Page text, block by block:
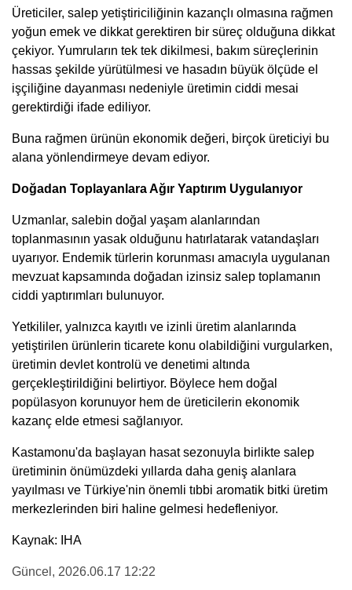
Üreticiler, salep yetiştiriciliğinin kazançlı olmasına rağmen
yoğun emek ve dikkat gerektiren bir süreç olduğuna dikkat
çekiyor. Yumruların tek tek dikilmesi, bakım süreçlerinin
hassas şekilde yürütülmesi ve hasadın büyük ölçüde el
işçiliğine dayanması nedeniyle üretimin ciddi mesai
gerektirdiği ifade ediliyor.
Buna rağmen ürünün ekonomik değeri, birçok üreticiyi bu
alana yönlendirmeye devam ediyor.
Doğadan Toplayanlara Ağır Yaptırım Uygulanıyor
Uzmanlar, salebin doğal yaşam alanlarından
toplanmasının yasak olduğunu hatırlatarak vatandaşları
uyarıyor. Endemik türlerin korunması amacıyla uygulanan
mevzuat kapsamında doğadan izinsiz salep toplamanın
ciddi yaptırımları bulunuyor.
Yetkililer, yalnızca kayıtlı ve izinli üretim alanlarında
yetiştirilen ürünlerin ticarete konu olabildiğini vurgularken,
üretimin devlet kontrolü ve denetimi altında
gerçekleştirildiğini belirtiyor. Böylece hem doğal
popülasyon korunuyor hem de üreticilerin ekonomik
kazanç elde etmesi sağlanıyor.
Kastamonu'da başlayan hasat sezonuyla birlikte salep
üretiminin önümüzdeki yıllarda daha geniş alanlara
yayılması ve Türkiye'nin önemli tıbbi aromatik bitki üretim
merkezlerinden biri haline gelmesi hedefleniyor.
Kaynak: IHA
Güncel , 2026.06.17 12:22